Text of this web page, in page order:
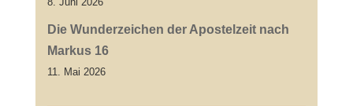
Die Wunderzeichen der Apostelzeit nach
Markus 16
11. Mai 2026